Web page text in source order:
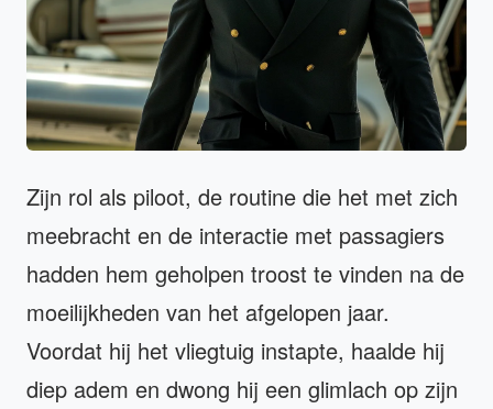
Zijn rol als piloot, de routine die het met zich
meebracht en de interactie met passagiers
hadden hem geholpen troost te vinden na de
moeilijkheden van het afgelopen jaar.
Voordat hij het vliegtuig instapte, haalde hij
diep adem en dwong hij een glimlach op zijn